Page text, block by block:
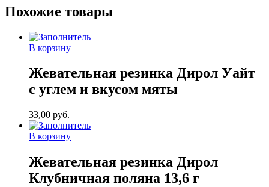
Похожие товары
В корзину
Жевательная резинка Дирол Уайт
с углем и вкусом мяты
33,00 руб.
В корзину
Жевательная резинка Дирол
Клубничная поляна 13,6 г